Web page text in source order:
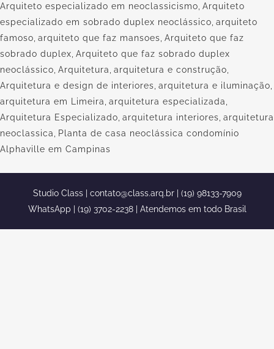
Arquiteto especializado em neoclassicismo Arquiteto
especializado em sobrado duplex neoclássico arquiteto
famoso arquiteto que faz mansoes Arquiteto que faz
sobrado duplex Arquiteto que faz sobrado duplex
neoclássico Arquitetura arquitetura e construção
Arquitetura e design de interiores arquitetura e iluminação
arquitetura em Limeira arquitetura especializada
Arquitetura Especializado arquitetura interiores arquitetura
neoclassica
Planta de casa neoclássica condomínio
Alphaville em Campinas
Studio Class | contato@class.arq.br| (19) 98133-7909
WhatsApp | (19) 3702-2238 | Atendemos em todo Brasil